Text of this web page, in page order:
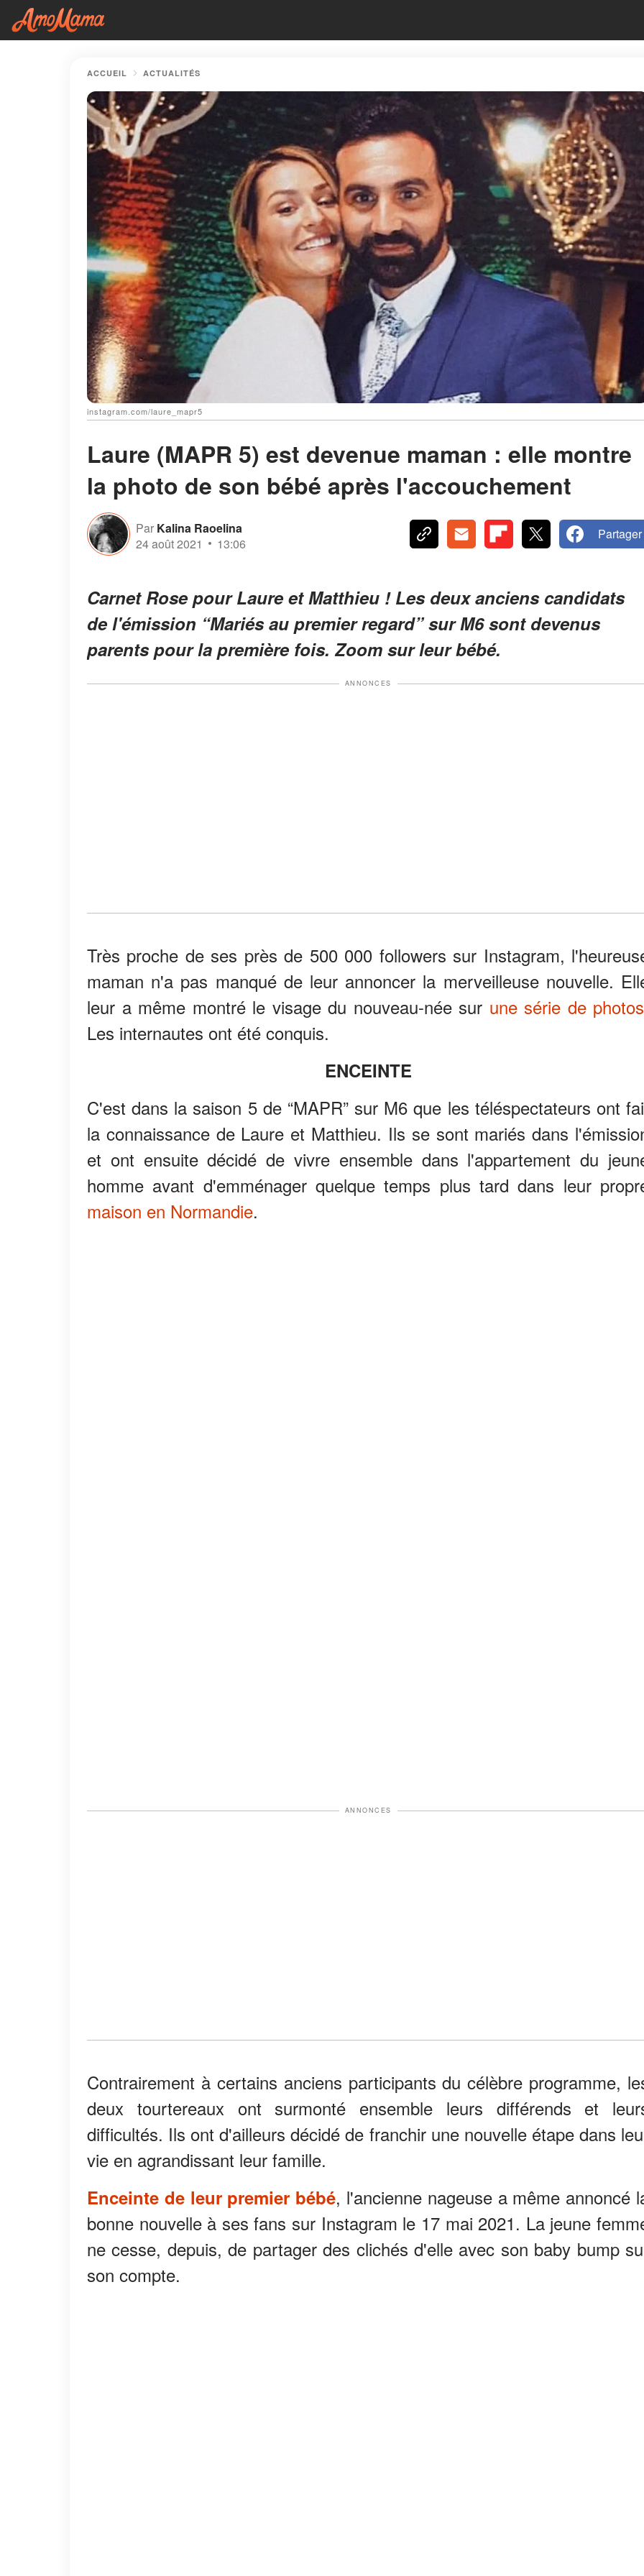
ACCUEIL ACTUALITÉS
instagram.com/laure_mapr5
Laure (MAPR 5) est devenue maman : elle montre
la photo de son bébé après l'accouchement
Par Kalina Raoelina
24 août 2021
13:06
Partager
Carnet Rose pour Laure et Matthieu ! Les deux anciens candidats
de l'émission “Mariés au premier regard” sur M6 sont devenus
parents pour la première fois. Zoom sur leur bébé.
ANNONCES
Très proche de ses près de 500 000 followers sur Instagram,
maman n'a pas manqué de leur annoncer la merveilleuse nouvelle.
leur a même montré le visage du nouveau-née sur une série de photos
Les internautes ont été conquis.
ENCEINTE
C'est dans la saison 5 de “MAPR” sur M6 que les téléspectateurs ont
la connaissance de Laure et Matthieu. Ils se sont mariés dans
et ont ensuite décidé de vivre ensemble dans l'appartement du
homme avant d'emménager quelque temps plus tard dans leur
maison en Normandie.
ANNONCES
Contrairement à certains anciens participants du célèbre programme,
deux tourtereaux ont surmonté ensemble leurs différends et
difficultés. Ils ont d'ailleurs décidé de franchir une nouvelle étape dans
vie en agrandissant leur famille.
Enceinte de leur premier bébé, l'ancienne nageuse a même annoncé
bonne nouvelle à ses fans sur Instagram le 17 mai 2021. La jeune
ne cesse, depuis, de partager des clichés d'elle avec son baby bump
son compte.